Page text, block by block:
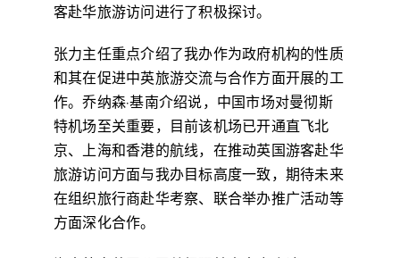
客赴华旅游访问进行了积极探讨。
张力主任重点介绍了我办作为政府机构的性质
和其在促进中英旅游交流与合作方面开展的工
作。乔纳森·基南介绍说，中国市场对曼彻斯
特机场至关重要，目前该机场已开通直飞北
京、上海和香港的航线，在推动英国游客赴华
旅游访问方面与我办目标高度一致，期待未来
在组织旅行商赴华考察、联合举办推广活动等
方面深化合作。